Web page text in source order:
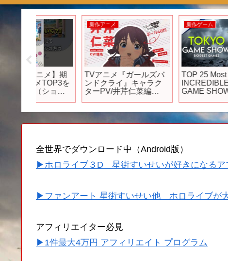
新作アニメ
TVアニメ『ガールズバ
ンドクライ』キャラク
ターPV/井芹仁菜編
新作ゲーム
TOP 25 Most
INCREDIBLE TOKYO
GAME SHOW Games
Xbox, NS2
全世界でダウンロード中（Android版）
▶ホロライブ３D 星街すいせいが好きになるア
▶ファンアート 星街すいせい他 ホロライブが
アフィリエイター必見
▶1件最大4万円 アフィリエイト プログラム